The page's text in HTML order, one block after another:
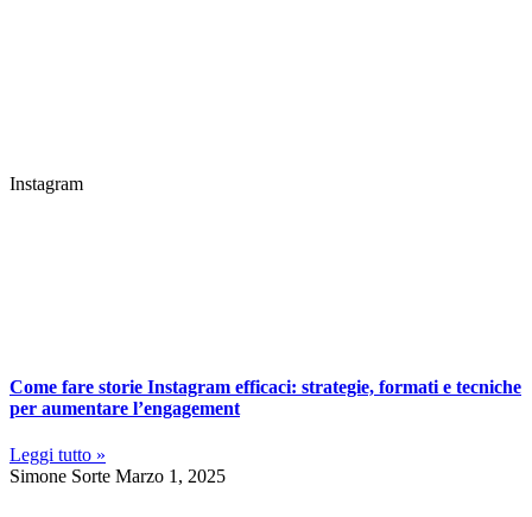
Instagram
Come fare storie Instagram efficaci: strategie, formati e tecniche
per aumentare l’engagement
Leggi tutto »
Simone Sorte Marzo 1, 2025